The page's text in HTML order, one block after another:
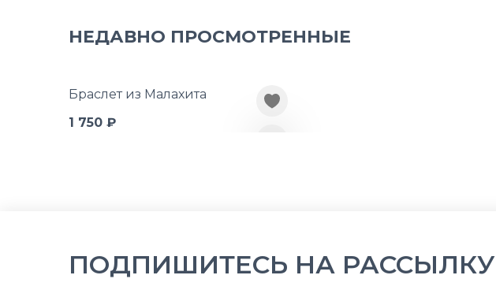
НЕДАВНО ПРОСМОТРЕННЫЕ
Браслет из Малахита
1 750 ₽
ПОДПИШИТЕСЬ НА РАССЫЛКУ